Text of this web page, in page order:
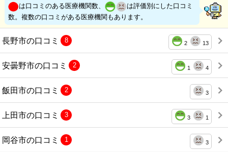
は口コミのある医療機関数、
は評価別にした口コミ
数。複数の口コミがある医療機関もあります。
長野市の口コミ 2 13
8
安曇野市の口コミ 1 4
2
飯田市の口コミ 3
2
上田市の口コミ 3 1
3
岡谷市の口コミ 3
1